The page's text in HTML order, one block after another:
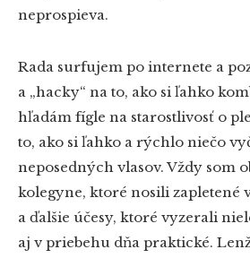
neprospieva.
Rada surfujem po internete a
a „hacky“ na to, ako si ľahko
hľadám fígle na starostlivosť o
to, ako si ľahko a rýchlo niečo
neposedných vlasov. Vždy som
kolegyne, ktoré nosili zapletené
a ďalšie účesy, ktoré vyzerali
aj v priebehu dňa praktické.